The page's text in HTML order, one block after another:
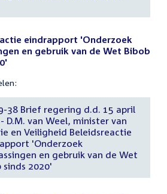
eindrapport 'Onderzoek
en gebruik van de Wet Bibob
38 Brief regering d.d. 15 april
D.M. van Weel, minister van
en Veiligheid Beleidsreactie
'Onderzoek
en gebruik van de Wet
sinds 2020'